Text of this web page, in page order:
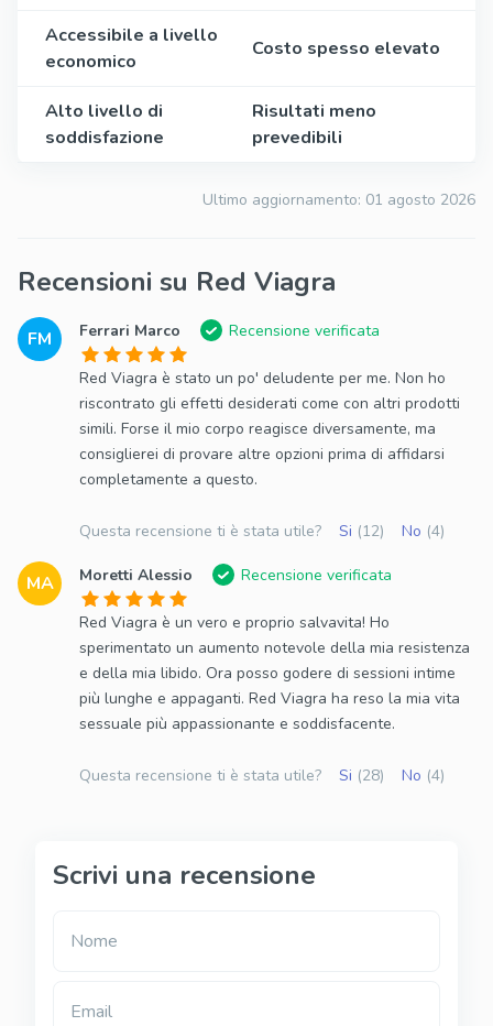
Accessibile a livello
economico
Costo spesso elevato
Alto livello di
soddisfazione
Risultati meno
prevedibili
Ultimo aggiornamento: 01 agosto 2026
Recensioni su Red Viagra
FM Ferrari Marco Recensione verificata
Red Viagra è stato un po' deludente per me. Non ho
riscontrato gli effetti desiderati come con altri prodotti
simili. Forse il mio corpo reagisce diversamente, ma
consiglierei di provare altre opzioni prima di affidarsi
completamente a questo.
Questa recensione ti è stata utile? Si (12) No (4)
MA Moretti Alessio Recensione verificata
Red Viagra è un vero e proprio salvavita! Ho
sperimentato un aumento notevole della mia resistenza
e della mia libido. Ora posso godere di sessioni intime
più lunghe e appaganti. Red Viagra ha reso la mia vita
sessuale più appassionante e soddisfacente.
Questa recensione ti è stata utile? Si (28) No (4)
Scrivi una recensione
Nome
Email